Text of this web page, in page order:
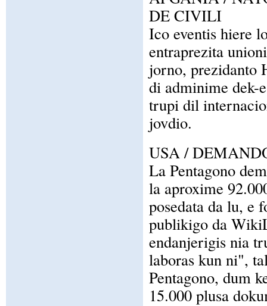
DE CIVILI
Ico eventis hiere
entraprezita
jorno, prezidanto
di adminime dek-
trupi dil
jovdio.
USA /
La Pentagono
la aproxime
posedata da lu, e
publikigo da
endanjerigis nia
laboras kun ni",
Pentagono, dum
15.000 plusa